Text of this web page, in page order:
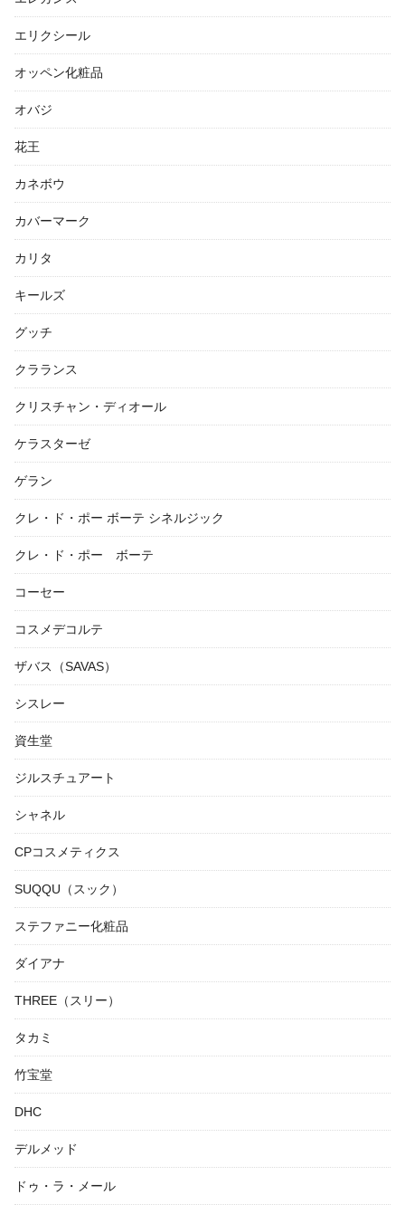
エリクシール
オッペン化粧品
オバジ
花王
カネボウ
カバーマーク
カリタ
キールズ
グッチ
クラランス
クリスチャン・ディオール
ケラスターゼ
ゲラン
クレ・ド・ポー ボーテ シネルジック
クレ・ド・ポー ボーテ
コーセー
コスメデコルテ
ザバス（SAVAS）
シスレー
資生堂
ジルスチュアート
シャネル
CPコスメティクス
SUQQU（スック）
ステファニー化粧品
ダイアナ
THREE（スリー）
タカミ
竹宝堂
DHC
デルメッド
ドゥ・ラ・メール